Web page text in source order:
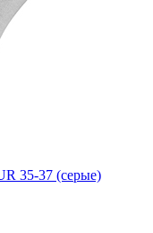
35-37 (серые)